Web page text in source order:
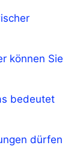
können Sie
bedeutet
dürfen